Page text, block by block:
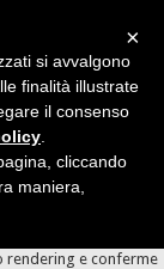
app, giochi ...
rendering e conferme
×
si avvalgono
finalità illustrate
il consenso
cliccando
maniera,